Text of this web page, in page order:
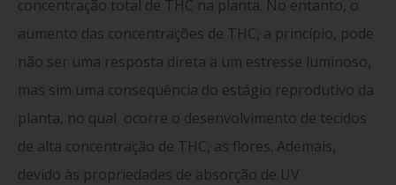
concentração total de THC na planta. No entanto, o
aumento das concentrações de THC, a princípio, pode
não ser uma resposta direta a um estresse luminoso,
mas sim uma consequência do estágio reprodutivo da
planta, no qual ocorre o desenvolvimento de tecidos
de alta concentração de THC, as flores. Ademais,
devido às propriedades de absorção de UV